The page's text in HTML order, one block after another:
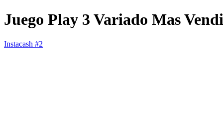
Juego Play 3 Variado Mas
Instacash #2